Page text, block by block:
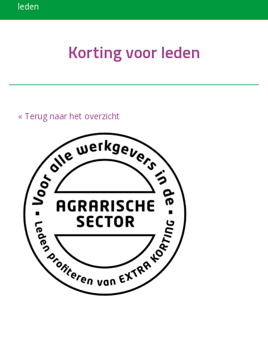
leden
Korting voor leden
« Terug naar het overzicht